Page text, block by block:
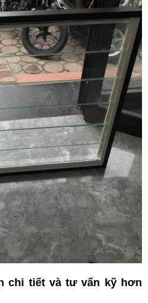
chi tiết và tư vấn kỹ hơn